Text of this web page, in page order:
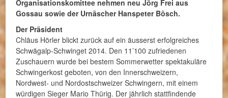
Organisationskomittee nehmen neu Jörg Frei aus
Gossau sowie der Urnäscher Hanspeter Bösch.
Der Präsident
Chläus Hörler blickt zurück auf ein äusserst erfolgreiches
Schwägalp-Schwinget 2014. Den 11’100 zufriedenen
Zuschauern wurde bei bestem Sommerwetter spektakuläre
Schwingerkost geboten, von den Innerschweizern,
Nordwest- und Nordostschweizer Schwingern, mit einem
würdigen Sieger Mario Thürig. Der jährlich stattfindende